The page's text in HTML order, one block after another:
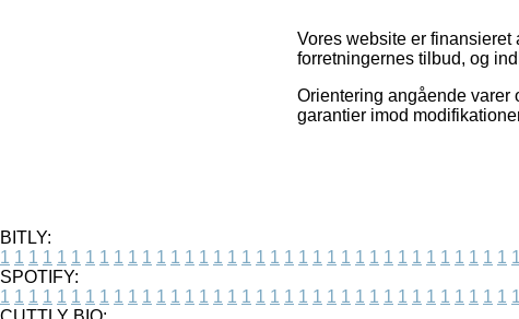
Vores website er
forretningernes tilbud, og
Orientering angående varer
garantier imod
BITLY:
1 1 1 1 1 1 1 1 1 1 1 1 1 1 1 1 1 1 1 1 1 1 1 1 1 1 1 1 1 1 1 1 1 1 1 1 1
SPOTIFY:
1 1 1 1 1 1 1 1 1 1 1 1 1 1 1 1 1 1 1 1 1 1 1 1 1 1 1 1 1 1 1 1 1 1 1 1 1